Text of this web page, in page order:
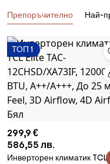
Продукти
Препоръчително Най-
ТОП 1
299,9 €
586,55 лв.
Инверторен климатик TCL